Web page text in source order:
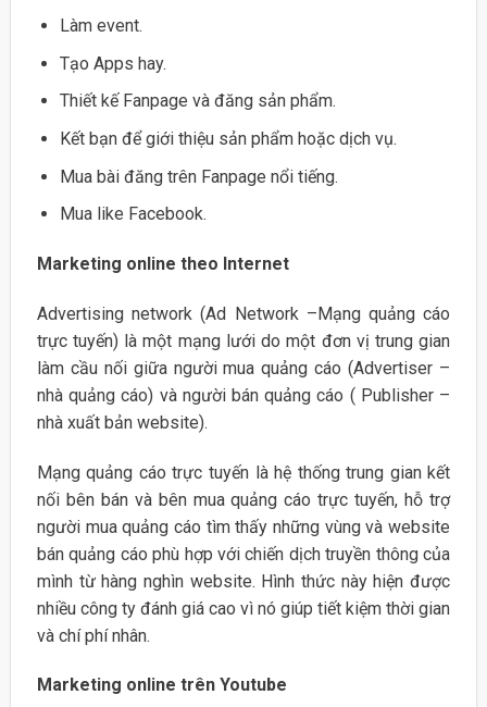
Làm event.
Tạo Apps hay.
Thiết kế Fanpage và đăng sản phẩm.
Kết bạn để giới thiệu sản phẩm hoặc dịch vụ.
Mua bài đăng trên Fanpage nổi tiếng.
Mua like Facebook.
Marketing online theo Internet
Advertising network (Ad Network –Mạng quảng cáo
trực tuyến) là một mạng lưới do một đơn vị trung gian
làm cầu nối giữa người mua quảng cáo (Advertiser –
nhà quảng cáo) và người bán quảng cáo ( Publisher –
nhà xuất bản website).
Mạng quảng cáo trực tuyến là hệ thống trung gian kết
nối bên bán và bên mua quảng cáo trực tuyến, hỗ trợ
người mua quảng cáo tìm thấy những vùng và website
bán quảng cáo phù hợp với chiến dịch truyền thông của
mình từ hàng nghìn website. Hình thức này hiện được
nhiều công ty đánh giá cao vì nó giúp tiết kiệm thời gian
và chí phí nhân.
Marketing online trên Youtube